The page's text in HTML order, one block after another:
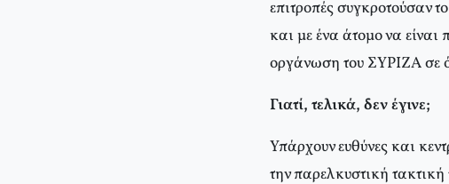
επιτροπές συγκροτούσαν
και με ένα άτομο να
οργάνωση του ΣΥΡΙΖΑ σε
Γιατί, τελικά, δεν έγινε;
Υπάρχουν ευθύνες και
την παρελκυστική